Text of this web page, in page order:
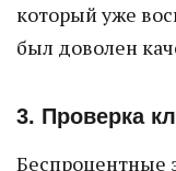
который уже
был доволен
3. Проверка
Беспроцентные